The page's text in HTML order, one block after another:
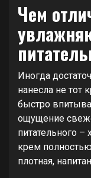
Чем
Иногда
нанесла не
быстро
ощущение
питательного –
крем
плотная,